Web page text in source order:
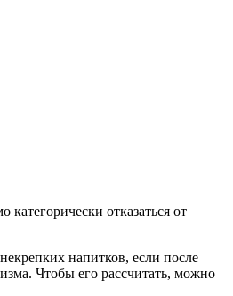
отказаться от
напитков, если после
Чтобы его рассчитать, можно